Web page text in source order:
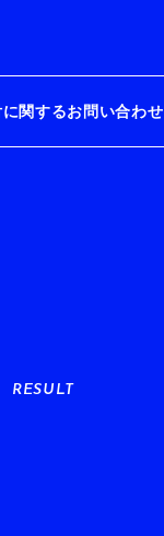
関するお問い合わせ
RESULT